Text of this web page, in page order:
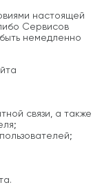
настоящей
Сервисов
немедленно
связи, а также